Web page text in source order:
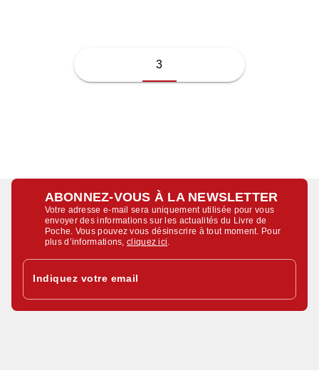
3
ABONNEZ-VOUS À LA NEWSLETTER
Votre adresse e-mail sera uniquement utilisée pour vous
envoyer des informations sur les actualités du Livre de
Poche. Vous pouvez vous désinscrire à tout moment. Pour
plus d’informations,cliquez ici
Indiquez votre email